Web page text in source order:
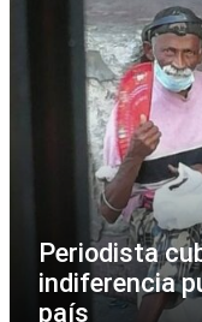
Periodista
indiferencia
país